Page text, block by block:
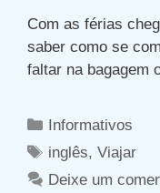
Com as férias
saber como se
faltar na bagagem
Categorias
Informativos
Tags
inglês,Viajar
Deixe um